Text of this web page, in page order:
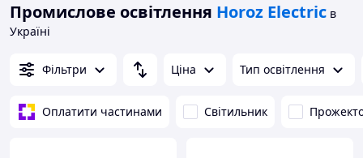
Промислове освітлення Horoz Electric в
Україні
Фільтри Ціна Тип освітлення
Оплатити частинами Світильник